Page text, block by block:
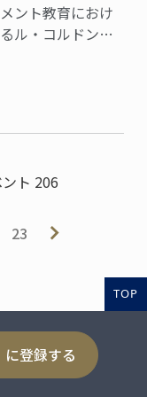
ント教育におけ
ル・コルドン・
り、パリのオテ
ト 206
23
TOP
登録する